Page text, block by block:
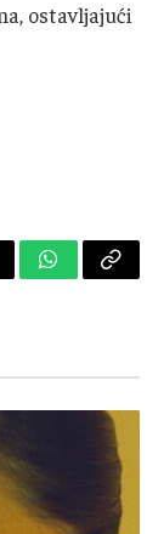
ostavljajući
WhatsApp
Copy